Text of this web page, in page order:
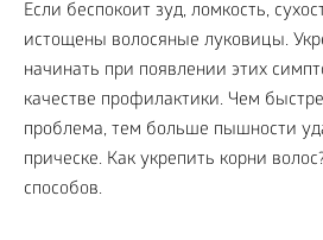
Если беспокоит зуд, ломкость,
истощены волосяные луковицы.
начинать при появлении этих
качестве профилактики. Чем
проблема, тем больше пышности
прическе. Как укрепить корни
способов.